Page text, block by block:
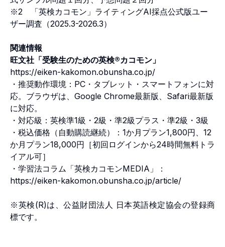
※2 「英検カコモン」ライティングAI採点公式版ユー
ザー調査（2025.3-2026.3）
関連情報
旺文社「受験生のための英検®︎カコモン」
https://eiken-kakomon.obunsha.co.jp/
・推奨動作環境：PC・タブレット・スマートフォンに対
応。ブラウザは、Google Chrome最新版、Safari最新版
に対応。
・対応級：英検準1級・2級・準2級プラス・準2級・3級
・税込価格（自動購読継続）：1か月プラン1,800円、12
か月プラン18,000円［初回ログインから24時間無料トラ
イアル可］
・学習法コラム「英検カコモンMEDIA」：
https://eiken-kakomon.obunsha.co.jp/article/
※英検(R)は、公益財団法人 日本英語検定協会の登録商
標です。